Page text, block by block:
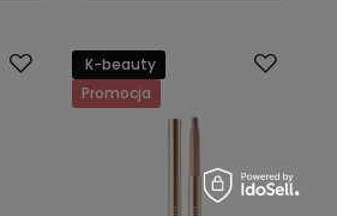
K-beauty
Promocja